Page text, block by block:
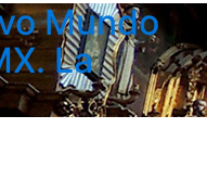
Mundo
La